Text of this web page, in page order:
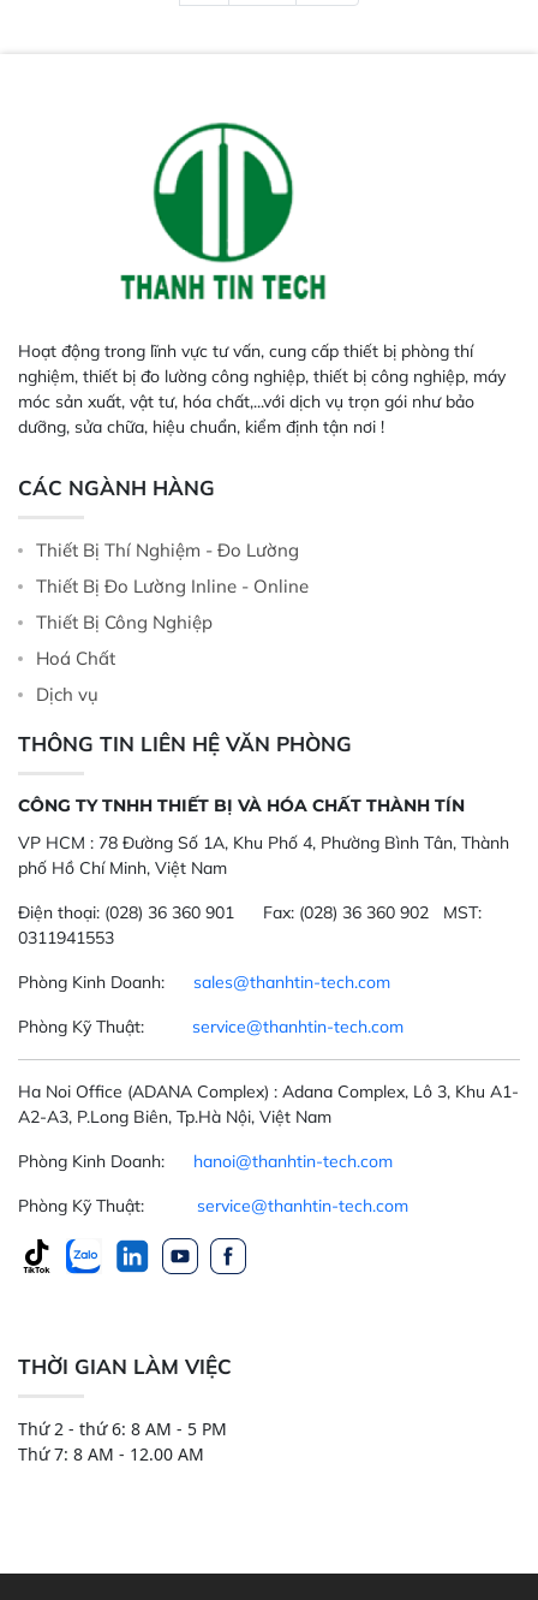
đảm bảo độ chính xác và khả
Hoạt động trong lĩnh vực tư vấn, cung cấp thiết bị phòng thí
nghiệm, thiết bị đo lường công nghiệp, thiết bị công nghiệp, máy
móc sản xuất, vật tư, hóa chất,...với dịch vụ trọn gói như bảo
dưỡng, sửa chữa, hiệu chuẩn, kiểm định tận nơi !
CÁC NGÀNH HÀNG
Thiết Bị Thí Nghiệm - Đo Lường
Thiết Bị Đo Lường Inline - Online
Thiết Bị Công Nghiệp
Hoá Chất
Dịch vụ
THÔNG TIN LIÊN HỆ VĂN PHÒNG
CÔNG TY TNHH THIẾT BỊ VÀ HÓA CHẤT THÀNH TÍN
VP HCM : 78 Đường Số 1A, Khu Phố 4, Phường Bình Tân, Thành
phố Hồ Chí Minh, Việt Nam
Điện thoại: (028) 36 360 901 Fax: (028) 36 360 902 MST:
0311941553
Phòng Kinh Doanh: sales@thanhtin-tech.com
Phòng Kỹ Thuật: service@thanhtin-tech.com
Ha Noi Office (ADANA Complex) : Adana Complex, Lô 3, Khu A1-
A2-A3, P.Long Biên, Tp.Hà Nội, Việt Nam
Phòng Kinh Doanh: hanoi@thanhtin-tech.com
Phòng Kỹ Thuật: service@thanhtin-tech.com
THỜI GIAN LÀM VIỆC
Thứ 2 - thứ 6: 8 AM - 5 PM
Thứ 7: 8 AM - 12.00 AM